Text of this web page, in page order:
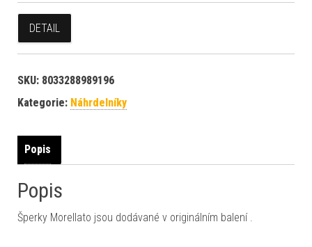
DETAIL
SKU: 8033288989196
Kategorie: Náhrdelníky
Popis
Popis
Šperky Morellato jsou dodávané v originálním balení .